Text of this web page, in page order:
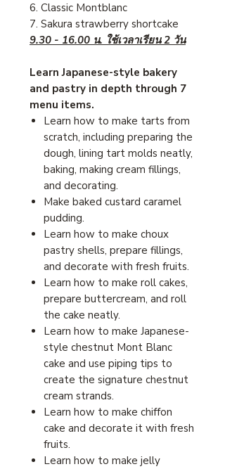
6. Classic Montblanc
7. Sakura strawberry shortcake
9.30 - 16.00 น. ใช้เวลาเรียน 2 วัน
Learn Japanese-style bakery
and pastry in depth through 7
menu items.
Learn how to make tarts from
scratch, including preparing the
dough, lining tart molds neatly,
baking, making cream fillings,
and decorating.
Make baked custard caramel
pudding.
Learn how to make choux
pastry shells, prepare fillings,
and decorate with fresh fruits.
Learn how to make roll cakes,
prepare buttercream, and roll
the cake neatly.
Learn how to make Japanese-
style chestnut Mont Blanc
cake and use piping tips to
create the signature chestnut
cream strands.
Learn how to make chiffon
cake and decorate it with fresh
fruits.
Learn how to make jelly